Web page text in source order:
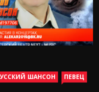
ШАНСОН
ПЕВЕЦ